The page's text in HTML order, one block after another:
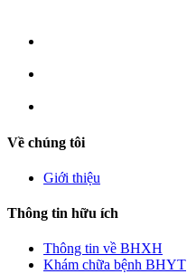
Về chúng tôi
Giới thiệu
Thông tin hữu ích
Thông tin về BHXH
Khám chữa bệnh BHYT